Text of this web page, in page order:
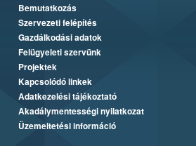
Bemutatkozás
Szervezeti felépítés
Gazdálkodási adatok
Felügyeleti szervünk
Projektek
Kapcsolódó linkek
Adatkezelési tájékoztató
Akadálymentességi nyilatkozat
Üzemeltetési információ